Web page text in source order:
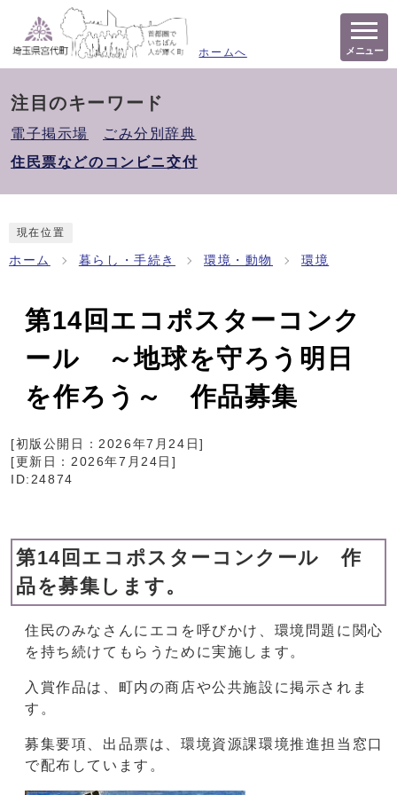
ホームへ メニュー
注目のキーワード
電子掲示場
ごみ分別辞典
住民票などのコンビニ交付
現在位置
ホーム 暮らし・手続き 環境・動物 環境
第14回エコポスターコンク
ール ～地球を守ろう明日
を作ろう～ 作品募集
[初版公開日：2026年7月24日]
[更新日： 2026年7月24日 ]
ID:24874
第14回エコポスターコンクール 作
品を募集します。
住民のみなさんにエコを呼びかけ、環境問題に関心
を持ち続けてもらうために実施します。
入賞作品は、町内の商店や公共施設に掲示されま
す。
募集要項、出品票は、環境資源課環境推進担当窓口
で配布しています。